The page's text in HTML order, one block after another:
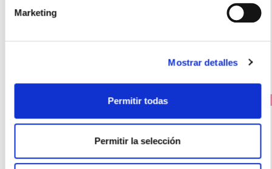
Marketing
Mostrar detalles
Permitir todas
Permitir la selección
11,92€
PRECIO ESPECIAL